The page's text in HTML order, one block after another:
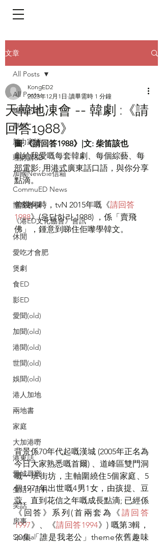
文章
All Posts
編輯的話
專輯
新力家評
理財講ED
加國Newbie信箱
CommuED News
博客專欄
《港ED文化協會》會訊
休閒
愛吃才會肥
煲劇
食ED
影ED
愛聞(old)
加聞(old)
港聞(old)
世聞(old)
娛聞(old)
港人加地
兩地書
家庭
大加港嘢
港東話
愛城尋寶
生活小百科
笑話
房事
Special
All Posts
天韓地凍會 -- 韓劇 :《請
回答1988》
KongED2
2023年12月1日 讀畢需時 1 分鐘
圖:《請回答1988》|文: 柴笛該也
獻給我愛嘅每套韓劇、每個綜藝、每
部電影; 用港式廣東話口語，與你分享
點滴。
曾幾何時，tvN 2015年嘅《請回答
1988》(응답하라 1988) ，係「賣飛
佛」，鍾意到睇住佢嚟學韓文。
背景係70年代起嘅漢城 (2005年正名為
今日大家熟悉嘅首爾) 、道峰區雙門洞
嘅一班街坊，主軸圍繞住5個家庭、5
個1971年出世嘅4男1女，由孩提、豆
蔻、直到花信之年嘅成長點滴; 已經係
《回答》系列(首兩套為《 請回答
1997》、《請回答1994》) 嘅第3輯，
20集「誰是我老公」theme依舊趣味